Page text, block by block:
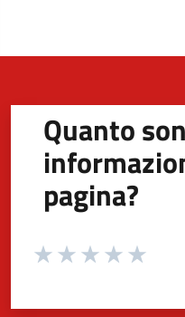
Quanto
pagina?
Valuta da 1 a 5 stelle la